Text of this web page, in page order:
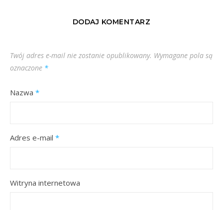
DODAJ KOMENTARZ
Twój adres e-mail nie zostanie opublikowany. Wymagane pola są
oznaczone *
Nazwa *
Adres e-mail *
Witryna internetowa